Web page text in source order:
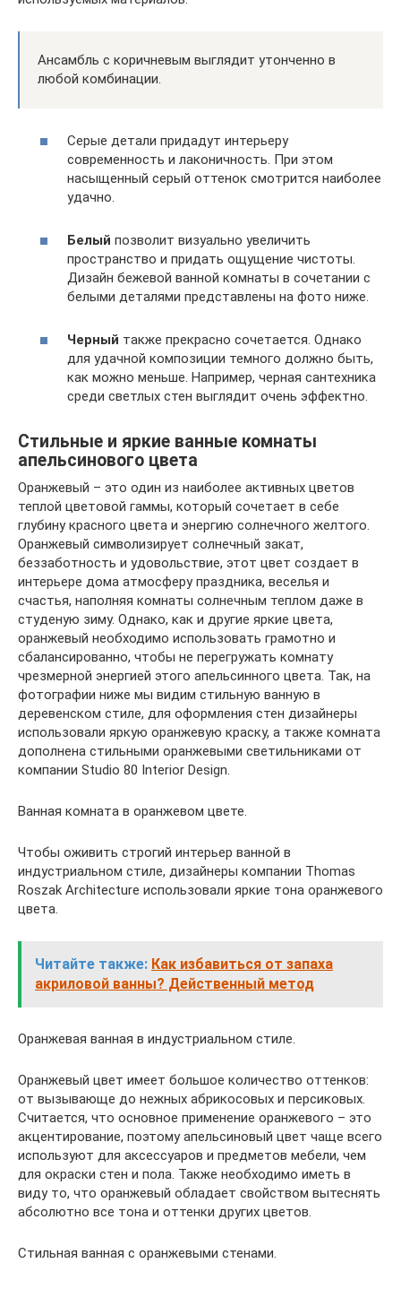
Ансамбль с коричневым выглядит утонченно в
любой комбинации.
Серые детали придадут интерьеру
современность и лаконичность. При этом
насыщенный серый оттенок смотрится наиболее
удачно.
Белый позволит визуально увеличить
пространство и придать ощущение чистоты.
Дизайн бежевой ванной комнаты в сочетании с
белыми деталями представлены на фото ниже.
Черный также прекрасно сочетается. Однако
для удачной композиции темного должно быть,
как можно меньше. Например, черная сантехника
среди светлых стен выглядит очень эффектно.
Стильные и яркие ванные комнаты
апельсинового цвета
Оранжевый – это один из наиболее активных цветов
теплой цветовой гаммы, который сочетает в себе
глубину красного цвета и энергию солнечного желтого.
Оранжевый символизирует солнечный закат,
беззаботность и удовольствие, этот цвет создает в
интерьере дома атмосферу праздника, веселья и
счастья, наполняя комнаты солнечным теплом даже в
студеную зиму. Однако, как и другие яркие цвета,
оранжевый необходимо использовать грамотно и
сбалансированно, чтобы не перегружать комнату
чрезмерной энергией этого апельсинного цвета. Так, на
фотографии ниже мы видим стильную ванную в
деревенском стиле, для оформления стен дизайнеры
использовали яркую оранжевую краску, а также комната
дополнена стильными оранжевыми светильниками от
компании Studio 80 Interior Design.
Ванная комната в оранжевом цвете.
Чтобы оживить строгий интерьер ванной в
индустриальном стиле, дизайнеры компании Thomas
Roszak Architecture использовали яркие тона оранжевого
цвета.
Читайте также: Как избавиться от запаха
акриловой ванны? Действенный метод
Оранжевая ванная в индустриальном стиле.
Оранжевый цвет имеет большое количество оттенков:
от вызывающе до нежных абрикосовых и персиковых.
Считается, что основное применение оранжевого – это
акцентирование, поэтому апельсиновый цвет чаще всего
используют для аксессуаров и предметов мебели, чем
для окраски стен и пола. Также необходимо иметь в
виду то, что оранжевый обладает свойством вытеснять
абсолютно все тона и оттенки других цветов.
Стильная ванная с оранжевыми стенами.